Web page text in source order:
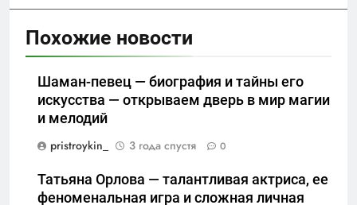
Похожие новости
Шаман-певец — биография и тайны его
искусства — открываем дверь в мир магии
и мелодий
pristroykin_
3 года спустя 0
Татьяна Орлова — талантливая актриса, ее
феноменальная игра и сложная личная